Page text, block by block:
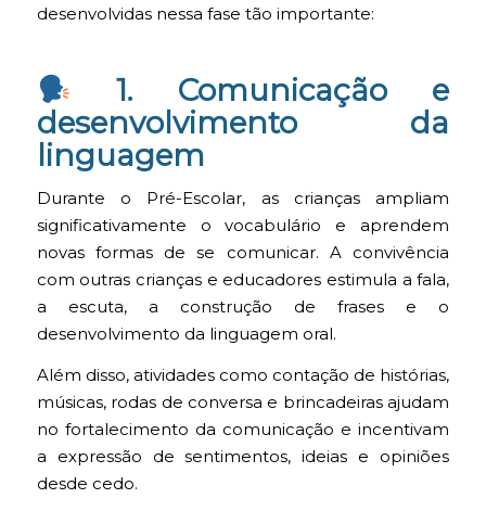
desenvolvidas nessa fase tão importante:
1. Comunicação e
desenvolvimento da
linguagem
Durante o Pré-Escolar, as crianças ampliam
significativamente o vocabulário e aprendem
novas formas de se comunicar. A convivência
com outras crianças e educadores estimula a fala,
a escuta, a construção de frases e o
desenvolvimento da linguagem oral.
Além disso, atividades como contação de histórias,
músicas, rodas de conversa e brincadeiras ajudam
no fortalecimento da comunicação e incentivam
a expressão de sentimentos, ideias e opiniões
desde cedo.